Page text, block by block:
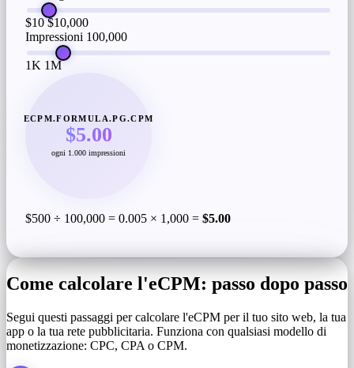
$10 $10,000
Impressioni 100,000
1K 1M
ECPM.FORMULA.PG.CPM
$5.00
ogni 1.000 impressioni
$500 ÷ 100,000 = 0.005 × 1,000 = $5.00
Come calcolare l'eCPM: passo dopo passo
Segui questi passaggi per calcolare l'eCPM per il tuo sito web, la tua
app o la tua rete pubblicitaria. Funziona con qualsiasi modello di
monetizzazione: CPC, CPA o CPM.